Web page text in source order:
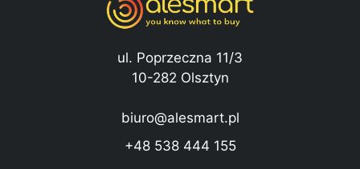
ul. Poprzeczna 11/3
10-282 Olsztyn
biuro@alesmart.pl
+48 538 444 155